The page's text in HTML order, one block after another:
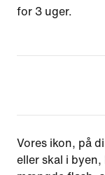
for 3 uger.
Vores ikon, på
eller skal i